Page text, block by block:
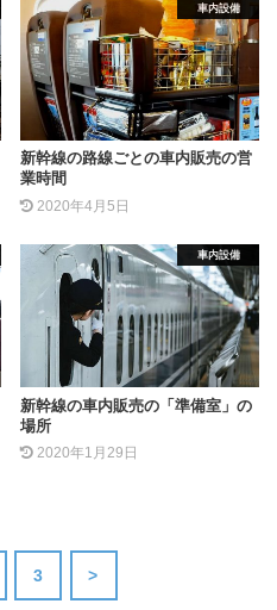
車内設備
新幹線の路線ごとの車内販売の営
業時間
2020年4月5日
車内設備
新幹線の車内販売の「準備室」の
場所
2020年1月29日
3 >